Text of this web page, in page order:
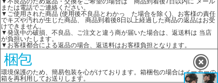
または電話でご連絡ください。
▼ご使用された商品 (使用後不良品とわかっ た場合を除く)、お客様の責任
でキズや汚れが生じた商品、 商品到着後8日以上経過した商品の返品はお受
けできません。
▼発送中の破損、不良品、ご注文と違う商が届いた場合は、返送料は 当店
が負担いたします。
▼お客様都合による返品の場合、返送料はお客様負担となります。
環境保護のため、簡易包装を心がけております。箱梱包の場合はメーカーの
箱を再利用してお送りします。